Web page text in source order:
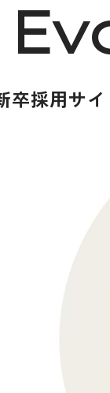
卒採用サイ